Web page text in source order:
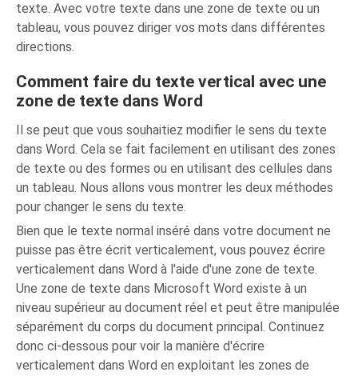
texte. Avec votre texte dans une zone de texte ou un
tableau, vous pouvez diriger vos mots dans différentes
directions.
Comment faire du texte vertical avec une
zone de texte dans Word
Il se peut que vous souhaitiez modifier le sens du texte
dans Word. Cela se fait facilement en utilisant des zones
de texte ou des formes ou en utilisant des cellules dans
un tableau. Nous allons vous montrer les deux méthodes
pour changer le sens du texte.
Bien que le texte normal inséré dans votre document ne
puisse pas être écrit verticalement, vous pouvez écrire
verticalement dans Word à l'aide d'une zone de texte.
Une zone de texte dans Microsoft Word existe à un
niveau supérieur au document réel et peut être manipulée
séparément du corps du document principal. Continuez
donc ci-dessous pour voir la manière d'écrire
verticalement dans Word en exploitant les zones de